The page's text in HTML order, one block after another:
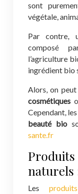
sont
végétale,
Par contre,
composé
l’agriculture
ingrédient bio
Alors, on
cosmétiques
Cependant,
beauté bio
sante.fr
Produits
naturels
Les